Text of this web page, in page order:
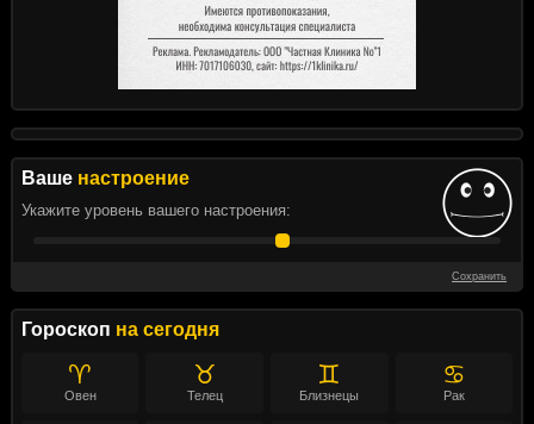
Ваше настроение
Укажите уровень вашего настроения:
Сохранить
Гороскоп на сегодня
♈
Овен
♉
Телец
♊
Близнецы
♋
Рак